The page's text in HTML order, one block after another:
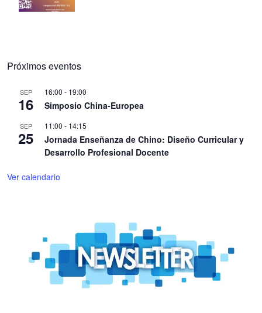
Próximos eventos
SEP
16
16:00 - 19:00
Simposio China-Europea
SEP
25
11:00 - 14:15
Jornada Enseñanza de Chino: Diseño Curricular y
Desarrollo Profesional Docente
Ver calendario